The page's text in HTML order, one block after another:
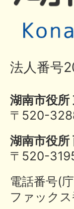
法人番号
湖南市役所
〒520-
湖南市役所
〒520-
電話番号(
ファック